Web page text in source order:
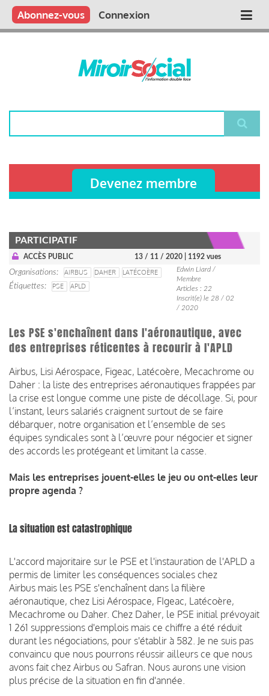
Aller
contenu
Main
Qui sommes nous ?
Vous publiez
Nous publions
Contactez-nous
Abonnez-vous Connexion
Devenez membre
PARTICIPATIF
ACCÈS PUBLIC 13 / 11 / 2020 | 1192 vues
Organisations AIRBUS DAHER
LATÉCOÈRE
Étiquettes
PSE APLD
Edwin Liard /
Membre
Articles : 22
Inscrit(e) le 28 / 02
/ 2020
Les PSE s'enchaînent dans l'aéronautique, avec
des entreprises réticentes à recourir à l'APLD
Airbus, Lisi Aérospace, Figeac, Latécoère, Mecachrome ou
Daher : la liste des entreprises aéronautiques frappées par
la crise est longue comme une piste de décollage. Si, pour
l’instant, leurs salariés craignent surtout de se faire
débarquer, notre organisation et l’ensemble de ses
équipes syndicales sont à l’œuvre pour négocier et signer
des accords les protégeant et limitant la casse.
Mais les entreprises jouent-elles le jeu ou ont-elles leur
propre agenda ?
La situation est catastrophique
L'accord majoritaire sur le PSE et l'instauration de l'APLD a
permis de limiter les conséquences sociales chez
Airbus mais les PSE s'enchaînent dans la filière
aéronautique, chez Lisi Aérospace, FIgeac, Latécoère,
Mecachrome ou Daher. Chez Daher, le PSE initial prévoyait
1 261 suppressions d'emplois mais ce chiffre a été réduit
durant les négociations, pour s'établir à 582. Je ne suis pas
convaincu que nous pourrons réussir ailleurs ce que nous
avons fait chez Airbus ou Safran. Nous aurons une vision
plus précise de la situation en fin d'année.